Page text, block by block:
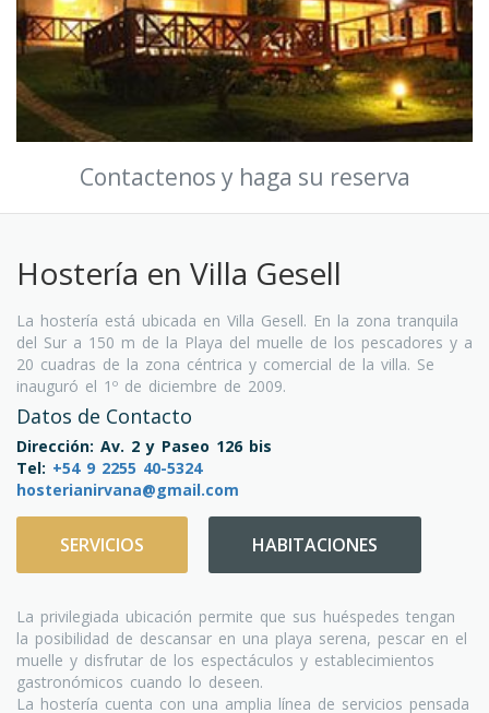
Contactenos y haga su reserva
Hostería en Villa Gesell
La hostería está ubicada en Villa Gesell. En la zona tranquila
del Sur a 150 m de la Playa del muelle de los pescadores y a
20 cuadras de la zona céntrica y comercial de la villa. Se
inauguró el 1º de diciembre de 2009.
Datos de Contacto
Dirección: Av. 2 y Paseo 126 bis
Tel: +54 9 2255 40-5324
hosterianirvana@gmail.com
SERVICIOS HABITACIONES
La privilegiada ubicación permite que sus huéspedes tengan
la posibilidad de descansar en una playa serena, pescar en el
muelle y disfrutar de los espectáculos y establecimientos
gastronómicos cuando lo deseen.
La hostería cuenta con una amplia línea de servicios pensada